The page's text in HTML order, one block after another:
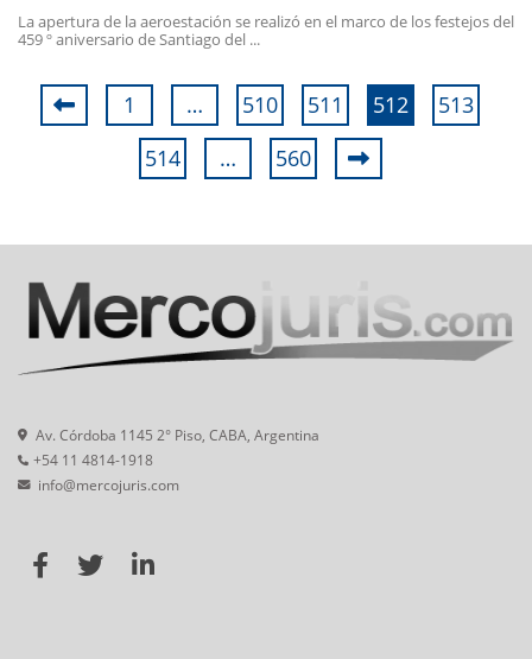
La apertura de la aeroestación se realizó en el marco de los festejos del
459 º aniversario de Santiago del ...
1 … 510 511 512
513
514
… 560
Av. Córdoba 1145 2° Piso, CABA, Argentina
+54 11 4814-1918
info@mercojuris.com